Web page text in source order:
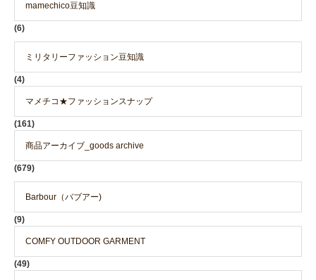
mamechico豆知識
(6)
ミリタリーファッション豆知識
(4)
マメチコ★ファッションスナップ
(161)
商品アーカイブ_goods archive
(679)
Barbour（バブアー)
(9)
COMFY OUTDOOR GARMENT
(49)